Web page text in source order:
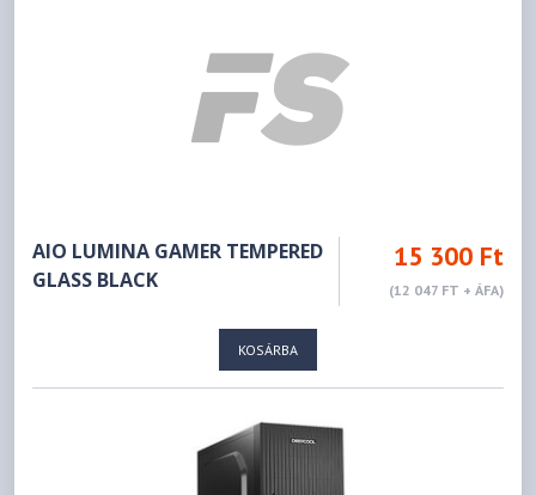
AIO LUMINA GAMER TEMPERED
GLASS BLACK
15 300 Ft
(12 047 FT + ÁFA)
KOSÁRBA